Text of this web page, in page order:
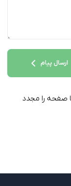
ارسال پیام
صفحه را مجدد